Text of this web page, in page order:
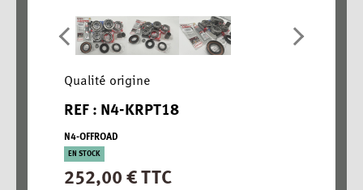
Qualité origine
REF : N4-KRPT18
N4-OFFROAD
EN STOCK
252,00 € TTC